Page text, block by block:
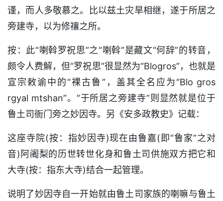
谨，而人多敬慕之。比以兹土灾旱相继，遂于所居之
旁建寺，以为修禳之所。
按：此“喇斡罗祝思”之“喇斡”是藏文“何辞”的转音，
颇令人费解，但“罗祝思”很显然为“Blogros”，也就是
宣宗敕谕中的“裸古鲁”，盖其全名应为“Blo gros
rgyal mtshan”。“于所居之旁建寺”则显然就是位于
鲁土司衙门旁之妙因寺。另《安多政教史》记载：
这座寺院(按：指妙因寺)现在由鲁嘉(即“鲁家”之对
音)阿阇梨的历世转世化身和鲁土司供施双方把它和
大寺(按：指东大寺)结合一起管理。
说明了妙因寺自一开始就由鲁土司家族的喇嘛与鲁土